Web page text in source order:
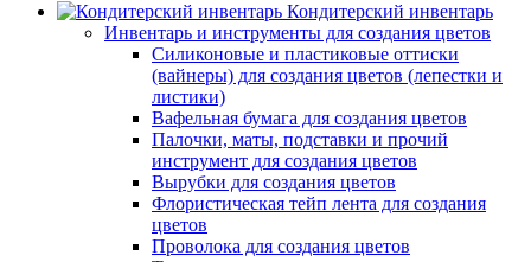
Кондитерский инвентарь
Инвентарь и инструменты для создания цветов
Силиконовые и пластиковые оттиски
(вайнеры) для создания цветов (лепестки и
листики)
Вафельная бумага для создания цветов
Палочки, маты, подставки и прочий
инструмент для создания цветов
Вырубки для создания цветов
Флористическая тейп лента для создания
цветов
Проволока для создания цветов